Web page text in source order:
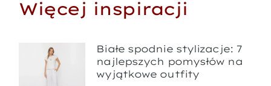
Więcej inspiracji
Białe spodnie stylizacje: 7
najlepszych pomysłów na
wyjątkowe outfity